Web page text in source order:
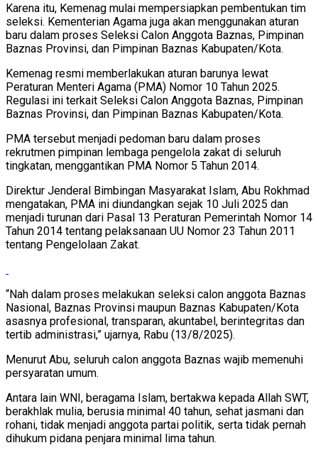
Karena itu, Kemenag mulai mempersiapkan pembentukan tim
seleksi. Kementerian Agama juga akan menggunakan aturan
baru dalam proses Seleksi Calon Anggota Baznas, Pimpinan
Baznas Provinsi, dan Pimpinan Baznas Kabupaten/Kota.
Kemenag resmi memberlakukan aturan barunya lewat
Peraturan Menteri Agama (PMA) Nomor 10 Tahun 2025.
Regulasi ini terkait Seleksi Calon Anggota Baznas, Pimpinan
Baznas Provinsi, dan Pimpinan Baznas Kabupaten/Kota.
PMA tersebut menjadi pedoman baru dalam proses
rekrutmen pimpinan lembaga pengelola zakat di seluruh
tingkatan, menggantikan PMA Nomor 5 Tahun 2014.
Direktur Jenderal Bimbingan Masyarakat Islam, Abu Rokhmad
mengatakan, PMA ini diundangkan sejak 10 Juli 2025 dan
menjadi turunan dari Pasal 13 Peraturan Pemerintah Nomor 14
Tahun 2014 tentang pelaksanaan UU Nomor 23 Tahun 2011
tentang Pengelolaan Zakat.
“Nah dalam proses melakukan seleksi calon anggota Baznas
Nasional, Baznas Provinsi maupun Baznas Kabupaten/Kota
asasnya profesional, transparan, akuntabel, berintegritas dan
tertib administrasi,” ujarnya, Rabu (13/8/2025).
Menurut Abu, seluruh calon anggota Baznas wajib memenuhi
persyaratan umum.
Antara lain WNI, beragama Islam, bertakwa kepada Allah SWT,
berakhlak mulia, berusia minimal 40 tahun, sehat jasmani dan
rohani, tidak menjadi anggota partai politik, serta tidak pernah
dihukum pidana penjara minimal lima tahun.